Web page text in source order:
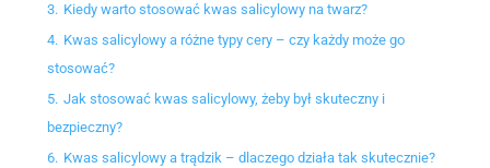
3. Kiedy warto stosować kwas salicylowy na twarz?
4. Kwas salicylowy a różne typy cery – czy każdy może go
stosować?
5. Jak stosować kwas salicylowy, żeby był skuteczny i
bezpieczny?
6. Kwas salicylowy a trądzik – dlaczego działa tak skutecznie?